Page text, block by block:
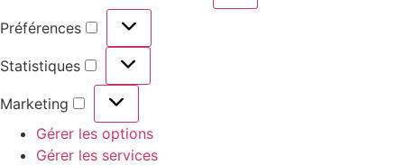
Préférences
Statistiques
Marketing
Gérer les options
Gérer les services